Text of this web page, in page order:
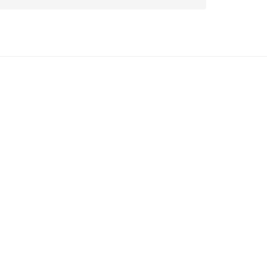
trh sólo spracované vína z tokajských odrôd
technológiami, vrátane riadenej